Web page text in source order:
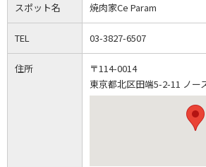
スポット名 焼肉家Ce Param
TEL 03-3827-6507
住所
〒114-0014
東京都北区田端5-2-11 ノー